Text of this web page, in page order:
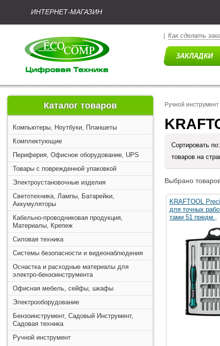
ИНТЕРНЕТ-МАГАЗИН
Как сделать
Каталог товаров
Компьютеры, Ноутбуки, Планшеты
Комплектующие
Периферия, Офисное оборудование, UPS
Товары с поврежденной упаковкой
Электроустановочные изделия
Светотехника, Лампы, Батарейки,
Аккумуляторы
Кабельно-проводниковая продукция,
Материалы, Крепеж
Силовая техника
Системы безопасности и видеонаблюдения
Оснастка и расходные материалы для
электро-бензоинструмента
Офисная мебель, сейфы, шкафы
Электрооборудование
Бензоинструмент, Садовый Инструмент,
Садовая техника
Ручной инструмент
Ручной инструмент
Сортировать
товаров на
Выбрано
KRAFTOOL
для точных
тами 51 предм.,